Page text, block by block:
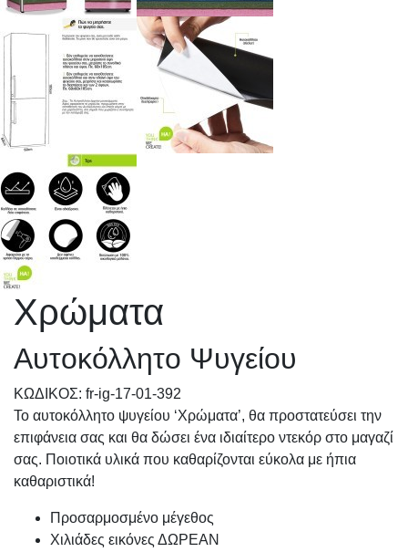
Χρώματα
Αυτοκόλλητο Ψυγείου
KΩΔΙΚΟΣ: fr-ig-17-01-392
Το αυτοκόλλητο ψυγείου ‘Χρώματα’, θα προστατεύσει την
επιφάνεια σας και θα δώσει ένα ιδιαίτερο ντεκόρ στο μαγαζί
σας. Ποιοτικά υλικά που καθαρίζονται εύκολα με ήπια
καθαριστικά!
Προσαρμοσμένo μέγεθος
Χιλιάδες εικόνες ΔΩΡΕΑΝ